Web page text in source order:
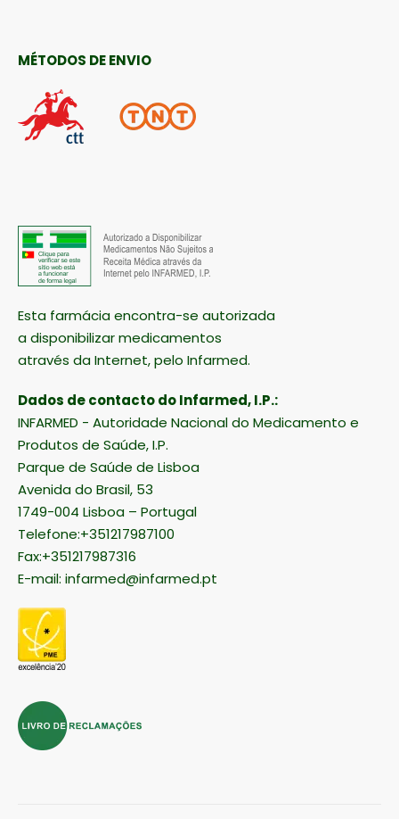
MÉTODOS DE ENVIO
Esta farmácia encontra-se autorizada
a disponibilizar medicamentos
através da Internet, pelo Infarmed.
Dados de contacto do Infarmed, I.P.:
INFARMED - Autoridade Nacional do Medicamento e
Produtos de Saúde, I.P.
Parque de Saúde de Lisboa
Avenida do Brasil, 53
1749-004 Lisboa – Portugal
Telefone:+351217987100
Fax:+351217987316
E-mail: infarmed@infarmed.pt